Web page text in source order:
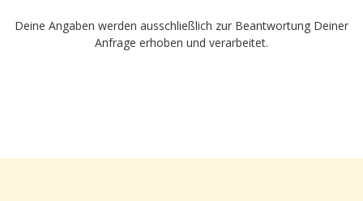
Deine Angaben werden ausschließlich zur Beantwortung Deiner
Anfrage erhoben und verarbeitet.